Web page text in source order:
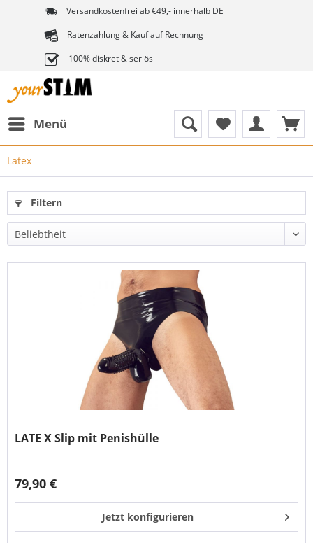
Versandkostenfrei ab €49,- innerhalb DE
Ratenzahlung & Kauf auf Rechnung
100% diskret & seriös
Menü
Latex
Filtern
LATE X Slip mit Penishülle
79,90 €
Jetzt konfigurieren